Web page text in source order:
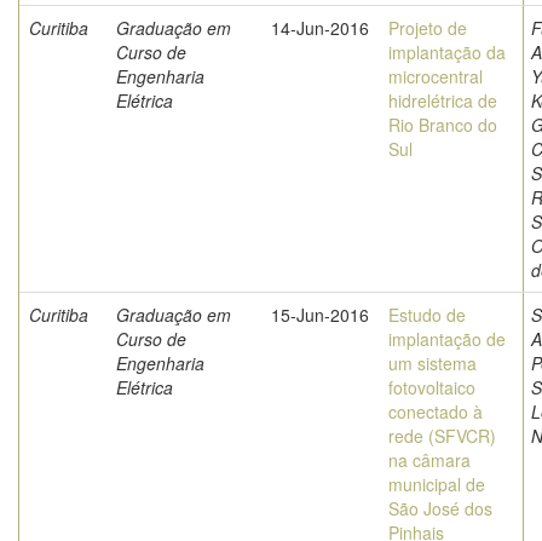
Curitiba
Graduação em
Curso de
Engenharia
Elétrica
14-Jun-2016
Projeto de
implantação da
microcentral
hidrelétrica de
Rio Branco do
Sul
Curitiba
Graduação em
Curso de
Engenharia
Elétrica
15-Jun-2016
Estudo de
implantação de
um sistema
fotovoltaico
conectado à
rede (SFVCR)
na câmara
municipal de
São José dos
Pinhais